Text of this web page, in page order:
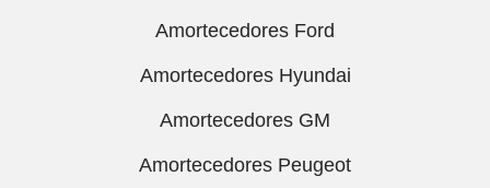
Amortecedores Ford
Amortecedores Hyundai
Amortecedores GM
Amortecedores Peugeot